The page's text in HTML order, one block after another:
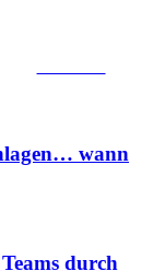
wann
durch